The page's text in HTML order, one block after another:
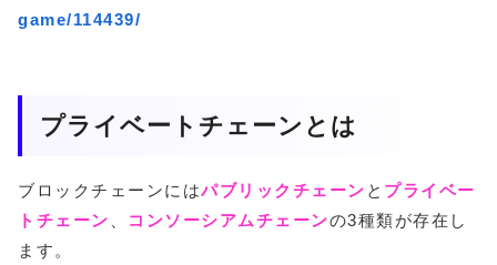
game/114439/
プライベートチェーンとは
ブロックチェーンにはパブリックチェーン と プライベー
トチェーン 、 コンソーシアムチェーンの3種類が存在し
ます。